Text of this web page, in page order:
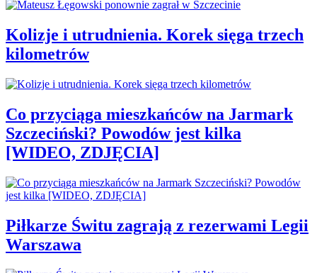
Kolizje i utrudnienia. Korek sięga trzech
kilometrów
Co przyciąga mieszkańców na Jarmark
Szczeciński? Powodów jest kilka
[WIDEO, ZDJĘCIA]
Piłkarze Świtu zagrają z rezerwami Legii
Warszawa